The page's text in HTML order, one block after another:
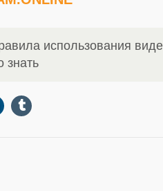
использования
знать